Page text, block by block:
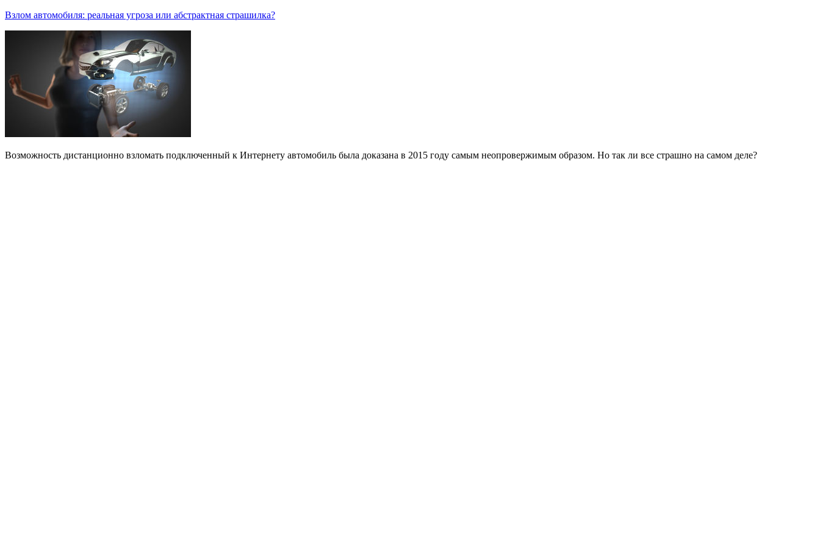
Взлом автомобиля: реальная угроза или абстрактная страшилка?
Возможность дистанционно взломать подключенный к Интернету автомобиль была доказана в 2015 году самым неопровержимым образом. Но так ли все страшно на самом деле?